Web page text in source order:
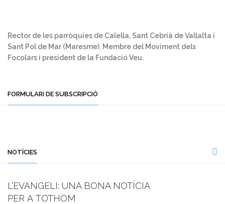
Rector de les parròquies de Calella, Sant Cebrià de Vallalta i
Sant Pol de Mar (Maresme). Membre del Moviment dels
Focolars i president de la Fundació Veu.
FORMULARI DE SUBSCRIPCIÓ
NOTÍCIES
L’EVANGELI: UNA BONA NOTÍCIA
PER A TOTHOM